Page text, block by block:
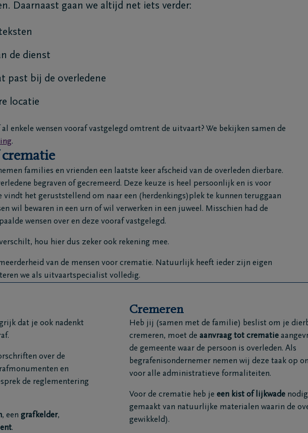
Daarnaast gaan we altijd net iets verder:
de dienst
past bij de overledene
locatie
enkele wensen vooraf vastgelegd omtrent de uitvaart? We bekijken samen de
.
families en vrienden een laatste keer afscheid van de overleden dierbare.
begraven of gecremeerd. Deze keuze is heel persoonlijk en is voor
vindt het geruststellend om naar een (herdenkings)plek te kunnen teruggaan
wil bewaren in een urn of wil verwerken in een juweel. Misschien had de
wensen over en deze vooraf vastgelegd.
hou hier dus zeker ook rekening mee.
van de mensen voor crematie. Natuurlijk heeft ieder zijn eigen
we als uitvaartspecialist volledig.
dat je ook nadenkt
over de
en
de reglementering
, een grafkelder,
.
Cremeren
Heb jij (samen met de familie) beslist om je
cremeren, moet de aanvraag tot crematie
de gemeente waar de persoon is overleden. Als
begrafenisondernemer nemen wij deze taak op
voor alle administratieve formaliteiten.
Voor de crematie heb je een kist of lijkwade
gemaakt van natuurlijke materialen waarin de
gewikkeld).